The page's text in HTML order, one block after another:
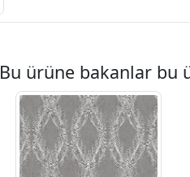
Bu ürüne bakanlar bu